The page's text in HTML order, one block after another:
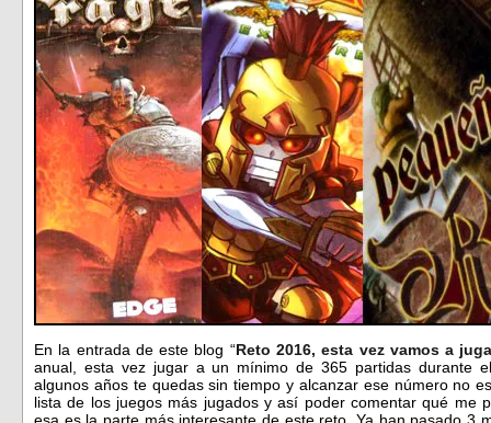
En la entrada de este blog “Reto 2016, esta vez vamos a
anual, esta vez jugar a un mínimo de 365 partidas durante
algunos años te quedas sin tiempo y alcanzar ese número no
lista de los juegos más jugados y así poder comentar qué me